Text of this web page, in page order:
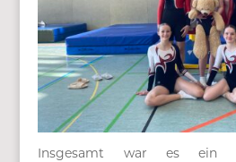
Insgesamt war es ein